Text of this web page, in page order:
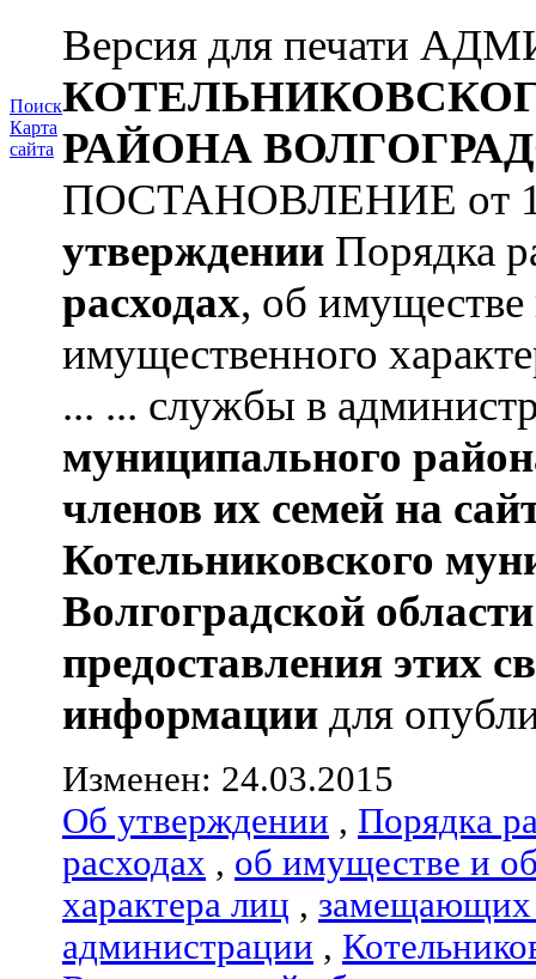
Поиск
Карта
сайта
Версия для печати
РАЙОНА
ПОСТАНОВЛЕНИЕ от
утверждении Порядка
расходах, об имуществе
имущественного
... ... службы в
муниципального
членов их семей на
Котельниковского
Волгоградской области
предоставления этих
информации для
Изменен: 24.03.2015
Об утверждении , Порядка
расходах , об имуществе и
характера лиц , замещающих
администрации ,